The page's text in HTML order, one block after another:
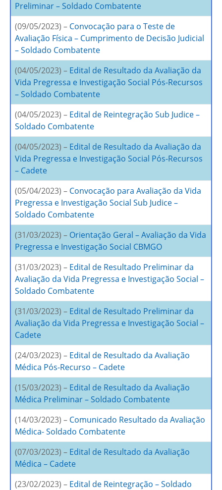
Preliminar – Soldado Combatente
(09/05/2023) – Convocação para o Teste de
Avaliação Física – Cumprimento de Decisão Judicial
– Soldado Combatente
(04/05/2023) – Edital de Resultado da Avaliação da
Vida Pregressa e Investigação Social Pós-Recursos
– Soldado Combatente
(04/05/2023) – Edital de Reintegração Sub Judice –
Soldado Combatente
(04/05/2023) – Edital de Resultado da Avaliação da
Vida Pregressa e Investigação Social Pós-Recursos
– Cadete
(05/04/2023) – Convocação para Avaliação da Vida
Pregressa e Investigação Social Sub Judice –
Soldado Combatente
(31/03/2023) – Orientação Geral – Avaliação da Vida
Pregressa e Investigação Social CBMGO
(31/03/2023) – Edital de Resultado Preliminar da
Avaliação da Vida Pregressa e Investigação Social –
Soldado Combatente
(31/03/2023) – Edital de Resultado Preliminar da
Avaliação da Vida Pregressa e Investigação Social –
Cadete
(24/03/2023) – Edital de Resultado da Avaliação
Médica Pós-Recurso – Cadete
(15/03/2023) – Edital de Resultado da Avaliação
Médica Preliminar – Soldado Combatente
(14/03/2023) – Comunicado Resultado da Avaliação
Médica- Soldado Combatente
(07/03/2023) – Edital de Resultado da Avaliação
Médica – Cadete
(23/02/2023) – Edital de Reintegração – Soldado